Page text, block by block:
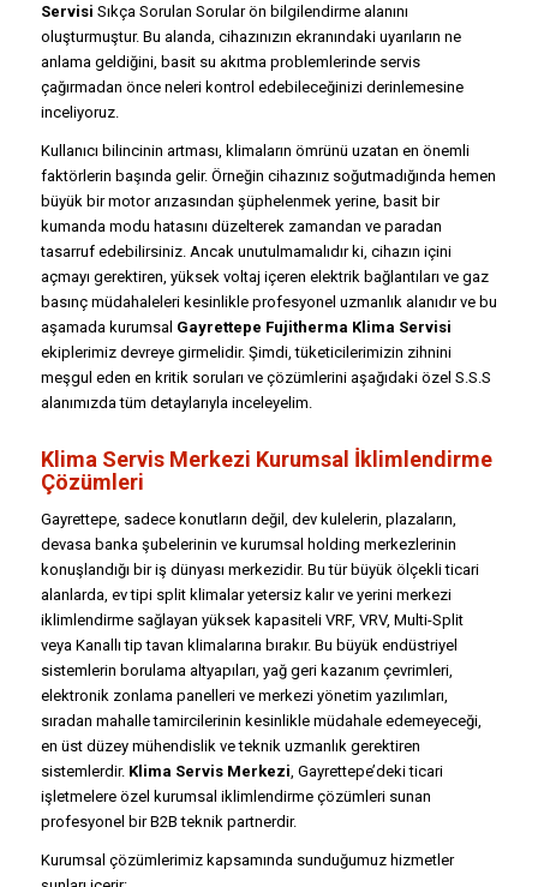
Servisi Sıkça Sorulan Sorular ön bilgilendirme alanını
oluşturmuştur. Bu alanda, cihazınızın ekranındaki uyarıların ne
anlama geldiğini, basit su akıtma problemlerinde servis
çağırmadan önce neleri kontrol edebileceğinizi derinlemesine
inceliyoruz.
Kullanıcı bilincinin artması, klimaların ömrünü uzatan en önemli
faktörlerin başında gelir. Örneğin cihazınız soğutmadığında hemen
büyük bir motor arızasından şüphelenmek yerine, basit bir
kumanda modu hatasını düzelterek zamandan ve paradan
tasarruf edebilirsiniz. Ancak unutulmamalıdır ki, cihazın içini
açmayı gerektiren, yüksek voltaj içeren elektrik bağlantıları ve gaz
basınç müdahaleleri kesinlikle profesyonel uzmanlık alanıdır ve bu
aşamada kurumsal Gayrettepe Fujitherma Klima Servisi
ekiplerimiz devreye girmelidir. Şimdi, tüketicilerimizin zihnini
meşgul eden en kritik soruları ve çözümlerini aşağıdaki özel S.S.S
alanımızda tüm detaylarıyla inceleyelim.
Klima Servis Merkezi Kurumsal İklimlendirme
Çözümleri
Gayrettepe, sadece konutların değil, dev kulelerin, plazaların,
devasa banka şubelerinin ve kurumsal holding merkezlerinin
konuşlandığı bir iş dünyası merkezidir. Bu tür büyük ölçekli ticari
alanlarda, ev tipi split klimalar yetersiz kalır ve yerini merkezi
iklimlendirme sağlayan yüksek kapasiteli VRF, VRV, Multi-Split
veya Kanallı tip tavan klimalarına bırakır. Bu büyük endüstriyel
sistemlerin borulama altyapıları, yağ geri kazanım çevrimleri,
elektronik zonlama panelleri ve merkezi yönetim yazılımları,
sıradan mahalle tamircilerinin kesinlikle müdahale edemeyeceği,
en üst düzey mühendislik ve teknik uzmanlık gerektiren
sistemlerdir. Klima Servis Merkezi , Gayrettepe’deki ticari
işletmelere özel kurumsal iklimlendirme çözümleri sunan
profesyonel bir B2B teknik partnerdir.
Kurumsal çözümlerimiz kapsamında sunduğumuz hizmetler